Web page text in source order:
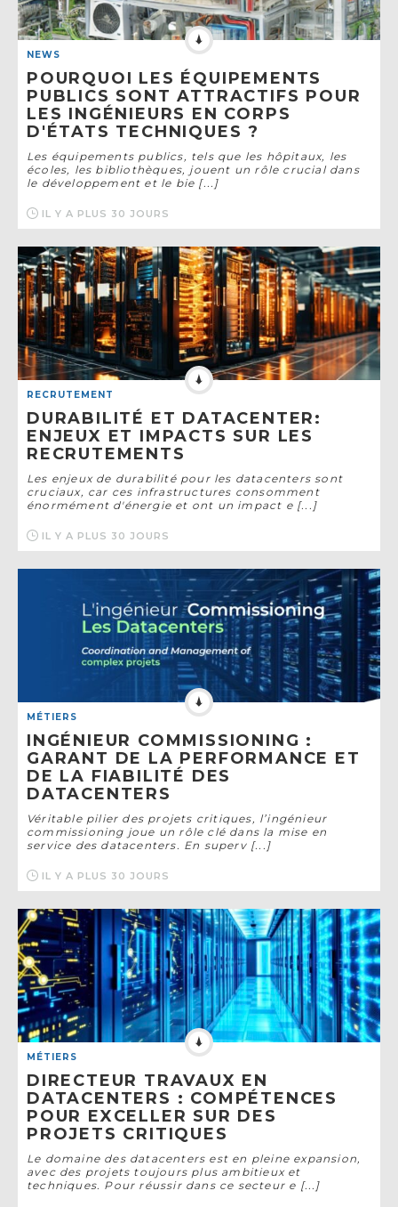
NEWS
POURQUOI LES ÉQUIPEMENTS
PUBLICS SONT ATTRACTIFS POUR
LES INGÉNIEURS EN CORPS
D'ÉTATS TECHNIQUES ?
Les équipements publics, tels que les hôpitaux, les
écoles, les bibliothèques, jouent un rôle crucial dans
le développement et le bie [...]
IL Y A PLUS 30 JOURS
RECRUTEMENT
DURABILITÉ ET DATACENTER:
ENJEUX ET IMPACTS SUR LES
RECRUTEMENTS
Les enjeux de durabilité pour les datacenters sont
cruciaux, car ces infrastructures consomment
énormément d'énergie et ont un impact e [...]
IL Y A PLUS 30 JOURS
MÉTIERS
INGÉNIEUR COMMISSIONING :
GARANT DE LA PERFORMANCE ET
DE LA FIABILITÉ DES
DATACENTERS
Véritable pilier des projets critiques, l’ingénieur
commissioning joue un rôle clé dans la mise en
service des datacenters. En superv [...]
IL Y A PLUS 30 JOURS
MÉTIERS
DIRECTEUR TRAVAUX EN
DATACENTERS : COMPÉTENCES
POUR EXCELLER SUR DES
PROJETS CRITIQUES
Le domaine des datacenters est en pleine expansion,
avec des projets toujours plus ambitieux et
techniques. Pour réussir dans ce secteur e [...]